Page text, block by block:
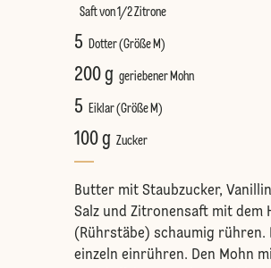
Saft von 1/2 Zitrone
5 Dotter (Größe M)
200 g geriebener Mohn
5 Eiklar (Größe M)
100 g Zucker
Butter mit Staubzucker,
Salz und Zitronensaft mit dem
(Rührstäbe) schaumig rühren.
einzeln einrühren. Den Mohn